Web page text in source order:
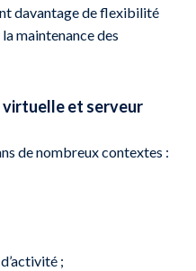
davantage de flexibilité
maintenance des
et serveur
de nombreux contextes :
;